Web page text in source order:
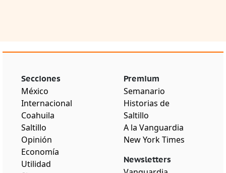
Secciones
México
Internacional
Coahuila
Saltillo
Opinión
Economía
Utilidad
Premium
Semanario
Historias de
Saltillo
A la Vanguardia
New York Times
Newsletters